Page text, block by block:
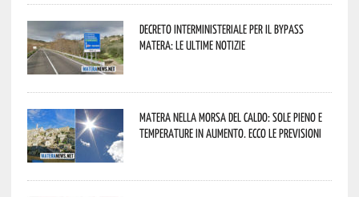
Decreto interministeriale per il Bypass
Matera: le ultime notizie
Matera nella morsa del caldo: sole pieno e
temperature in aumento. Ecco le previsioni